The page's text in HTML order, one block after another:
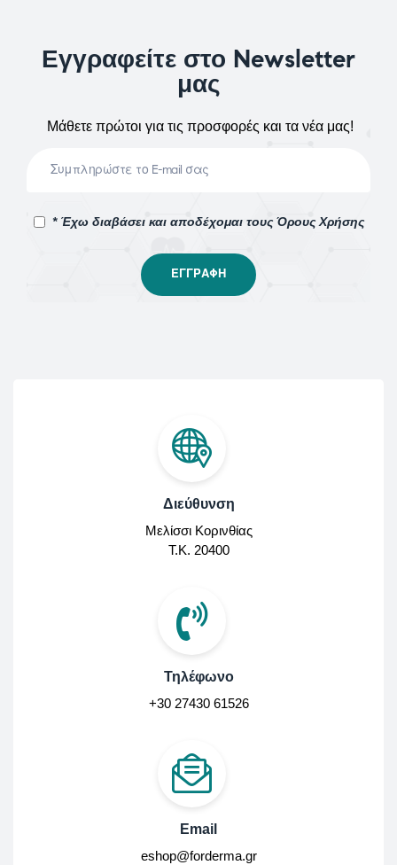
Εγγραφείτε στο Newsletter
μας
Μάθετε πρώτοι για τις προσφορές και τα νέα μας!
* Έχω διαβάσει και αποδέχομαι τους Όρους Χρήσης
Διεύθυνση
Μελίσσι Κορινθίας
Τ.Κ. 20400
Τηλέφωνο
+30 27430 61526
Email
eshop@forderma.gr